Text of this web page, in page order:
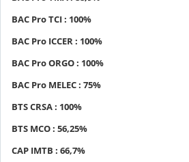
BAC Pro TCI : 100%
BAC Pro ICCER : 100%
BAC Pro ORGO : 100%
BAC Pro MELEC : 75%
BTS CRSA : 100%
BTS MCO : 56,25%
CAP IMTB : 66,7%